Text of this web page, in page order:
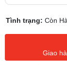
Tình trạng:Còn
Giao